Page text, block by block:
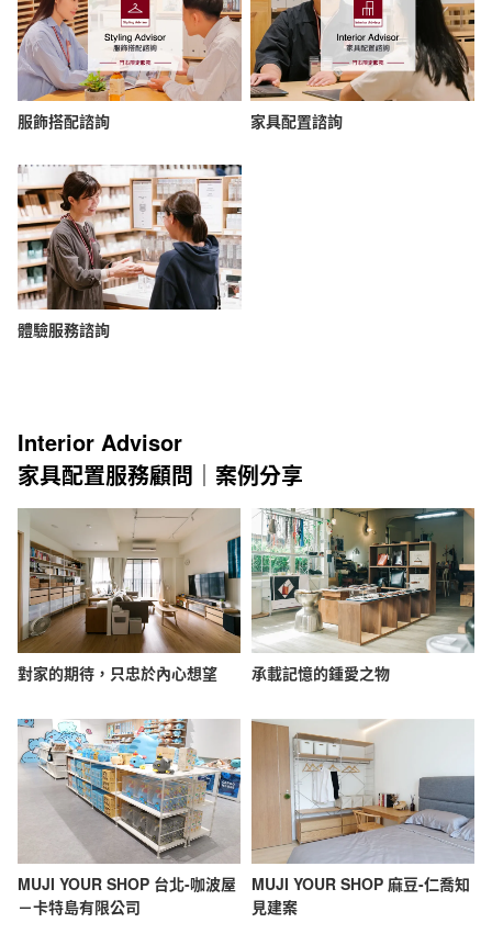
服飾搭配諮詢 家具配置諮詢
體驗服務諮詢
Interior Advisor
家具配置服務顧問｜案例分享
對家的期待，只忠於內心想望 承載記憶的鍾愛之物
MUJI YOUR SHOP 台北-咖波屋
－卡特島有限公司
MUJI YOUR SHOP 麻豆-仁喬知
見建案